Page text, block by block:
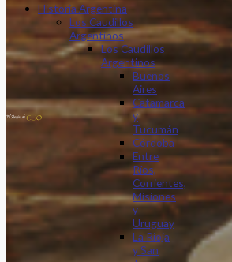
Historia Argentina
Los Caudillos
Argentinos
Los Caudillos
Argentinos
Buenos
Aires
Catamarca
y
Tucumán
Córdoba
Entre
Ríos,
Corrientes,
Misiones
y
Uruguay
La Rioja
y San